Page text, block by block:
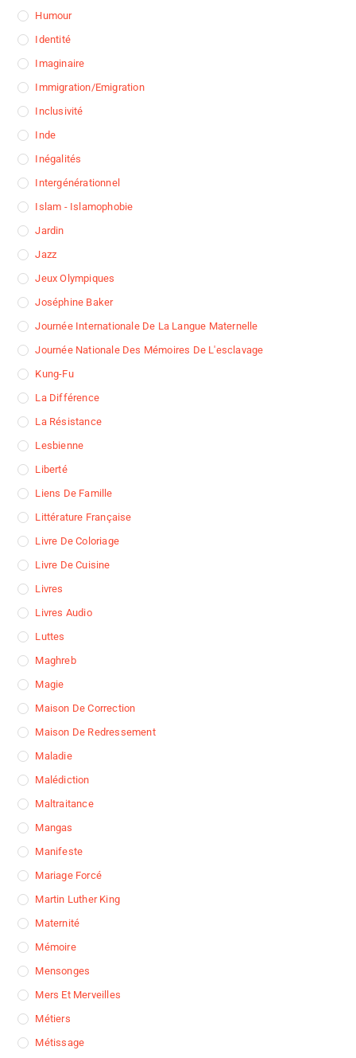
Humour
Identité
Imaginaire
Immigration/Emigration
Inclusivité
Inde
Inégalités
Intergénérationnel
Islam - Islamophobie
Jardin
Jazz
Jeux Olympiques
Joséphine Baker
Journée Internationale De La Langue Maternelle
Journée Nationale Des Mémoires De L'esclavage
Kung-Fu
La Différence
La Résistance
Lesbienne
Liberté
Liens De Famille
Littérature Française
Livre De Coloriage
Livre De Cuisine
Livres
Livres Audio
Luttes
Maghreb
Magie
Maison De Correction
Maison De Redressement
Maladie
Malédiction
Maltraitance
Mangas
Manifeste
Mariage Forcé
Martin Luther King
Maternité
Mémoire
Mensonges
Mers Et Merveilles
Métiers
Métissage